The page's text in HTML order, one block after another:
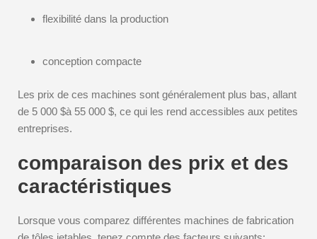
flexibilité dans la production
conception compacte
Les prix de ces machines sont généralement plus bas, allant
de 5 000 $à 55 000 $, ce qui les rend accessibles aux petites
entreprises.
comparaison des prix et des
caractéristiques
Lorsque vous comparez différentes machines de fabrication